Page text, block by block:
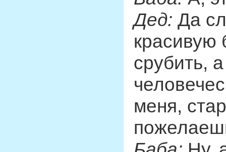
Дед: Да
красивую
срубить,
меня,